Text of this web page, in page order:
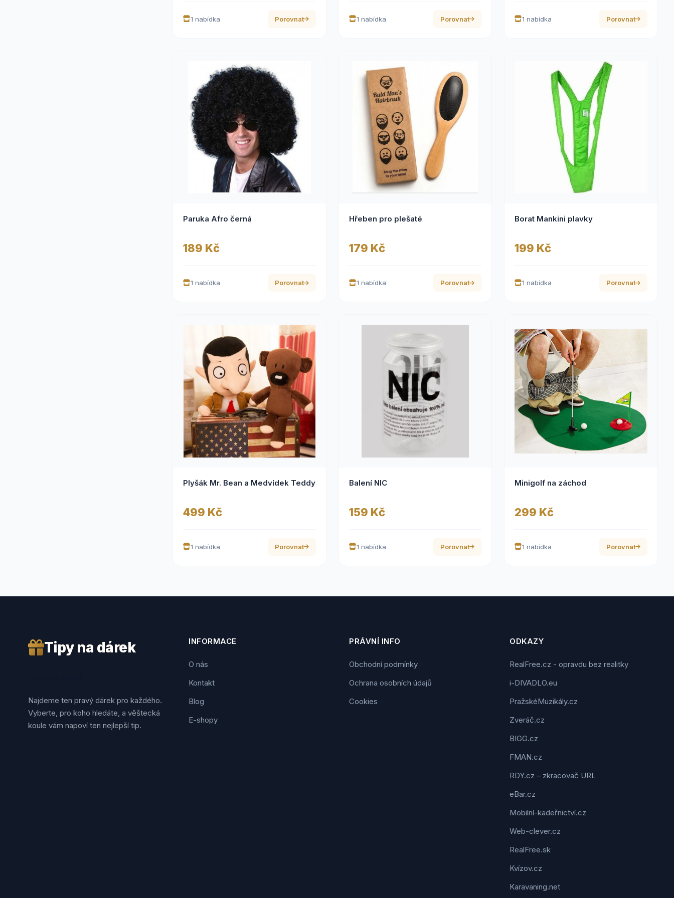
1 nabídka Porovnat 1 nabídka Porovnat 1 nabídka Porovnat
Paruka Afro černá
189 Kč
1 nabídka Porovnat
Hřeben pro plešaté
179 Kč
1 nabídka Porovnat
Borat Mankini plavky
199 Kč
1 nabídka Porovnat
Plyšák Mr. Bean a Medvídek Teddy
499 Kč
1 nabídka Porovnat
Balení NIC
159 Kč
1 nabídka Porovnat
Minigolf na záchod
299 Kč
1 nabídka Porovnat
Tipy na dárek
Najdeme ten pravý dárek pro každého.
Vyberte, pro koho hledáte, a věštecká
koule vám napoví ten nejlepší tip.
INFORMACE
O nás
Kontakt
Blog
E-shopy
PRÁVNÍ INFO
Obchodní podmínky
Ochrana osobních údajů
Cookies
ODKAZY
RealFree.cz - opravdu bez realitky
i-DIVADLO.eu
PražskéMuzikály.cz
Zveráč.cz
BIGG.cz
FMAN.cz
RDY.cz – zkracovač URL
eBar.cz
Mobilní-kadeřnictví.cz
Web-clever.cz
RealFree.sk
Kvízov.cz
Karavaning.net